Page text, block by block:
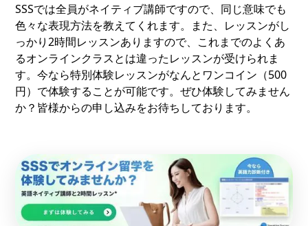
SSSでは全員がネイティブ講師ですので、同じ意味でも
色々な表現方法を教えてくれます。また、レッスンがし
っかり2時間レッスンありますので、これまでのよくあ
るオンラインクラスとは違ったレッスンが受けられま
す。今なら特別体験レッスンがなんとワンコイン（500
円）で体験することが可能です。ぜひ体験してみません
か？皆様からの申し込みをお待ちしております。